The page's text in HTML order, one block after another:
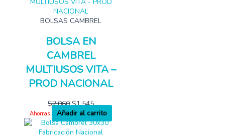
BOLSAS CAMBREL
BOLSA EN
CAMBREL
MULTIUSOS VITA –
PROD NACIONAL
$2,060 $1,545
Ahorras Añadir al carrito